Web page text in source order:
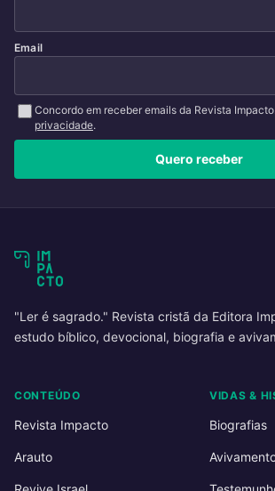
Email
Concordo em receber emails da Revista Impacto.
privacidade.
Quero receber
"Ler é sagrado." Revista cristã da Editora
estudo bíblico, devocional, biografia e
CONTEÚDO
Revista Impacto
Arauto
VIDAS &
Biografias